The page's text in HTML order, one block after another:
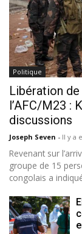
Politique
Libération
l’AFC/M23 :
discussions
Joseph Seven - Il y a
Revenant sur
groupe de 15
congolais a